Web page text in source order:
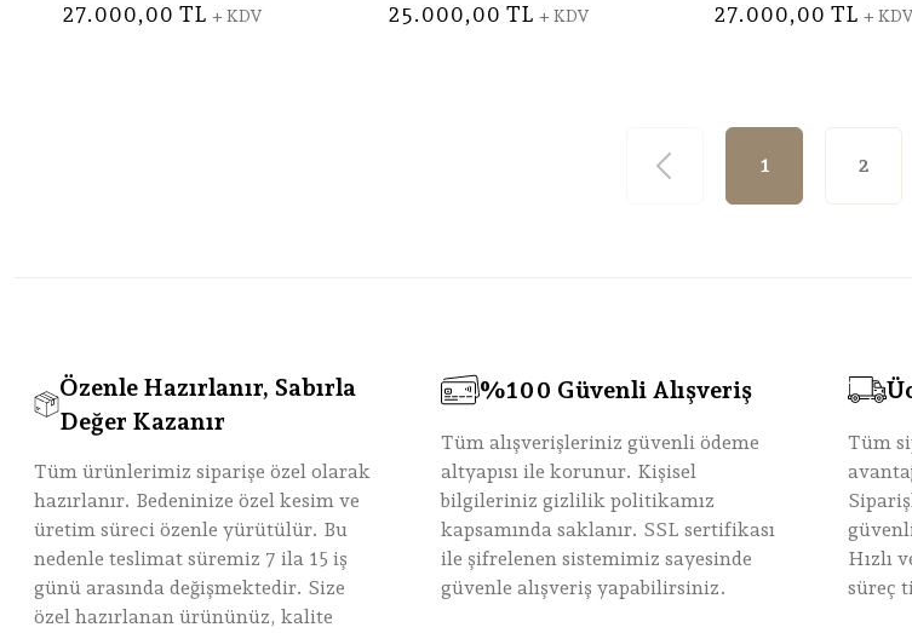
27.000,00 TL + KDV 25.000,00 TL + KDV 27.000,00 TL + KDV
1 2
Özenle Hazırlanır, Sabırla
Değer Kazanır
Tüm ürünlerimiz siparişe özel olarak
hazırlanır. Bedeninize özel kesim ve
üretim süreci özenle yürütülür. Bu
nedenle teslimat süremiz 7 ila 15 iş
günü arasında değişmektedir. Size
özel hazırlanan ürününüz, kalite
%100 Güvenli Alışveriş
Tüm alışverişleriniz güvenli ödeme
altyapısı ile korunur. Kişisel
bilgileriniz gizlilik politikamız
kapsamında saklanır. SSL sertifikası
ile şifrelenen sistemimiz sayesinde
güvenle alışveriş yapabilirsiniz.
Tüm
Hızlı
süreç